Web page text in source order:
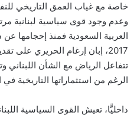
خاصة مع غياب العمق التاريخي
وعدم وجود قوى سياسية لبنانية
العربية السعودية فمنذ إحجامها
2017، إبان إرغام الحريري على تقديم استقالته من الرياض
تتفاعل الرياض مع الشأن
الرغم من استثماراتها التاريخية في
داخليًّا، تعيش القوى السياسية